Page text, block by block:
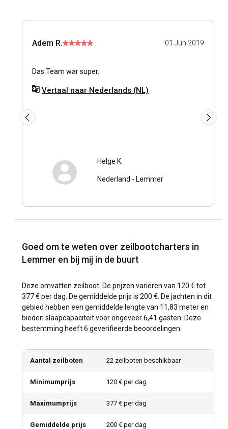
Adem R. 01 Jun 2019
Das Team war super.
Vertaal naar Nederlands (NL)
Helge K.
Nederland - Lemmer
Goed om te weten over zeilbootcharters in
Lemmer en bij mij in de buurt
Deze omvatten zeilboot. De prijzen variëren van 120 € tot
377 € per dag. De gemiddelde prijs is 200 €. De jachten in dit
gebied hebben een gemiddelde lengte van 11,83 meter en
bieden slaapcapaciteit voor ongeveer 6,41 gasten. Deze
bestemming heeft 6 geverifieerde beoordelingen.
Aantal zeilboten 22 zeilboten beschikbaar
Minimumprijs 120 € per dag
Maximumprijs 377 € per dag
Gemiddelde prijs 200 € per dag